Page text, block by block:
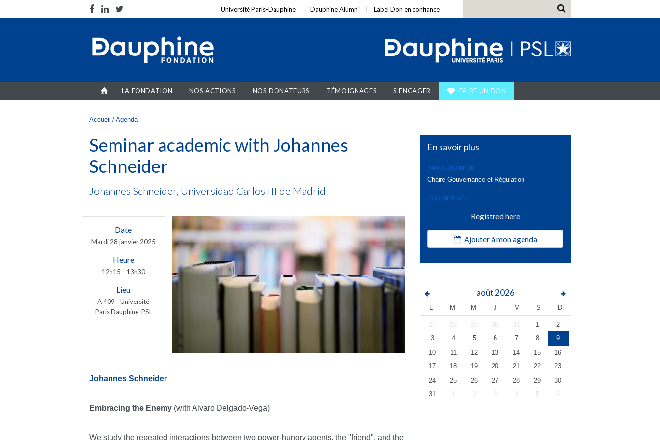
Université Paris-Dauphine Dauphine Alumni Label Don en confiance
LA FONDATION NOS ACTIONS NOS DONATEURS TÉMOIGNAGES S'ENGAGER FAIRE UN DON
Vous êtes ici
Accueil / Agenda
Seminar academic with Johannes
Schneider
Johannes Schneider, Universidad Carlos III de Madrid
Date
Mardi 28 janvier 2025
Heure
12h15 - 13h30
Lieu
A 409 - Université
Paris Dauphine-PSL
Johannes Schneider
Embracing the Enemy (with Alvaro Delgado-Vega)
We study the repeated interactions between two power-hungry agents, the "friend", and the
En savoir plus
ORGANISATEUR
Chaire Gouvernance et Régulation
INSCRIPTION
Registred here
Ajouter à mon agenda
août 2026
L M M J V S D
27 28 29 30 31 1
2
3
4 5 6 7 8
9
10
11 12 13 14 15
16
17
18 19 20 21 22
23
24
25 26 27 28 29
30
31
1 2 3 4 5 6